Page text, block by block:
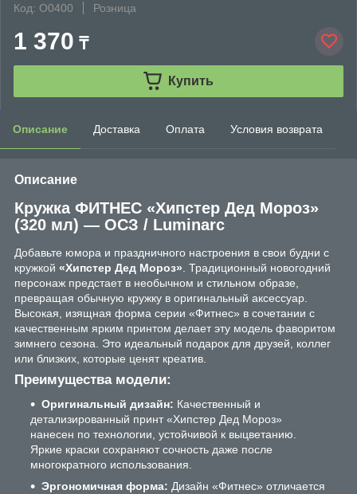
Код: O0400
Розница
1 370 ₸
Купить
Описание Доставка Оплата Условия возврата
Описание
Кружка ФИТНЕС «Хипстер Дед Мороз»
(320 мл) — ОСЗ / Luminarc
Добавьте юмора и праздничного настроения в свои будни с
кружкой «Хипстер Дед Мороз». Традиционный новогодний
персонаж предстает в необычном и стильном образе,
превращая обычную кружку в оригинальный аксессуар.
Высокая, изящная форма серии «Фитнес» в сочетании с
качественным ярким принтом делает эту модель фаворитом
зимнего сезона. Это идеальный подарок для друзей, коллег
или близких, которые ценят креатив.
Преимущества модели:
Оригинальный дизайн: Качественный и
детализированный принт «Хипстер Дед Мороз»
нанесен по технологии, устойчивой к выцветанию.
Яркие краски сохраняют сочность даже после
многократного использования.
Эргономичная форма: Дизайн «Фитнес» отличается